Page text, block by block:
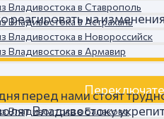
Владивостока в Ставрополь
Владивостока в Астрахань
Владивостока в Новороссийск
Владивостока в Армавир
Владивостока в Балаково
реагировать на
нами стоят
Владивостоку